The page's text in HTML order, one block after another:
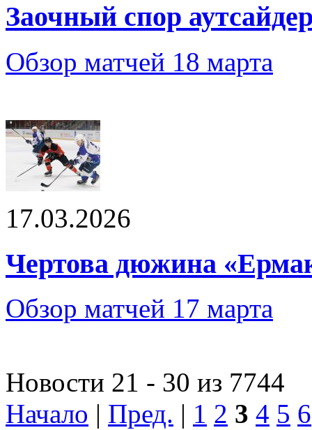
Заочный спор
Обзор матчей 18 марта
17.03.2026
Чертова дюжина
Обзор матчей 17 марта
Новости 21 - 30 из 7744
Начало | Пред. | 1 2 3 4 5 6